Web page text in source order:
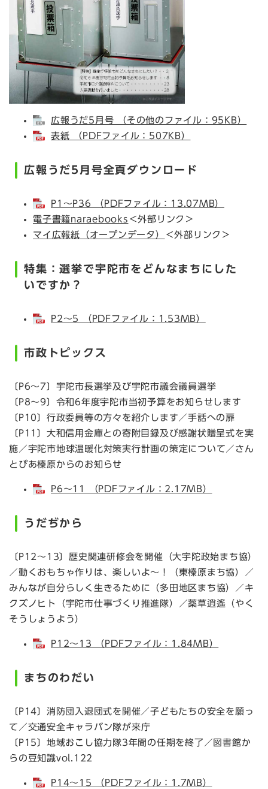
広報うだ5月号 （その他のファイル：95KB）
表紙 （PDFファイル：507KB）
広報うだ5月号全頁ダウンロード
P1～P36 （PDFファイル：13.07MB）
電子書籍naraebooks ＜外部リンク＞
マイ広報紙（オープンデータ）
＜外部リンク＞
特集：選挙で宇陀市をどんなまちにした
いですか？
P2～5 （PDFファイル：1.53MB）
市政トピックス
〔P6～7〕宇陀市長選挙及び宇陀市議会議員選挙
〔P8～9〕令和6年度宇陀市当初予算をお知らせします
〔P10〕行政委員等の方々を紹介します／手話への扉
〔P11〕大和信用金庫との寄附目録及び感謝状贈呈式を実
施／宇陀市地球温暖化対策実行計画の策定について／さん
とぴあ榛原からのお知らせ
P6～11 （PDFファイル：2.17MB）
うだぢから
〔P12～13〕歴史関連研修会を開催（大宇陀政始まち協）
／動くおもちゃ作りは、楽しいよ～！（東榛原まち協）／
みんなが自分らしく生きるために（多田地区まち協）／キ
クズノヒト（宇陀市仕事づくり推進隊）／薬草逍遙（やく
そうしょうよう）
P12～13 （PDFファイル：1.84MB）
まちのわだい
〔P14〕消防団入退団式を開催／子どもたちの安全を願っ
て／交通安全キャラバン隊が来庁
〔P15〕地域おこし協力隊3年間の任期を終了／図書館か
らの豆知識vol.122
P14～15 （PDFファイル：1.7MB）